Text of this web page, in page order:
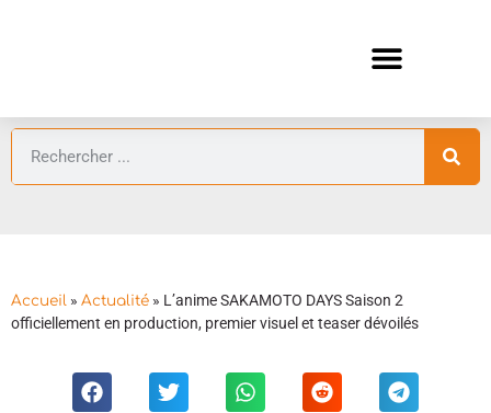
Accueil » Actualité » L’anime SAKAMOTO DAYS Saison 2
officiellement en production, premier visuel et teaser dévoilés